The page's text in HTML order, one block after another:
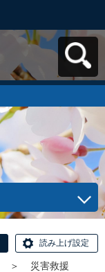
読み上げ設定
＞ 災害救援